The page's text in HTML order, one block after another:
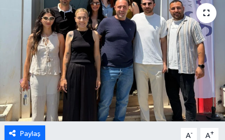
Paylaş A- A+
EKONOMİ
ENGLISH
ESENTEPE
GAZİMAĞUSA
GİRNE
GÜNDEM